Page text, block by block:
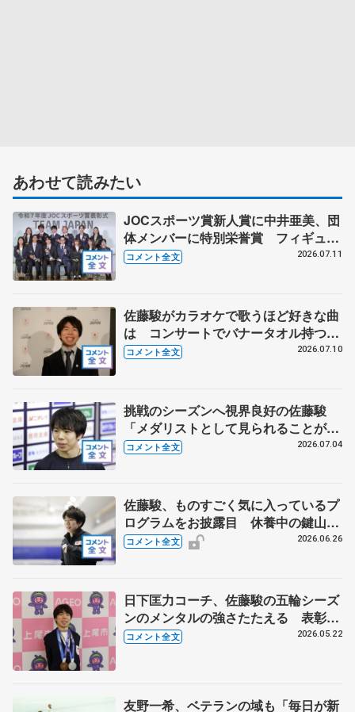
あわせて読みたい
JOCスポーツ賞新人賞に中井亜美、団
体メンバーに特別栄誉賞 フィギュア
スケートに別のスポーツを組み合わせ
コメント全文 2026.07.11
佐藤駿がカラオケで歌うほど好きな曲
は コンサートでバナータオル持つ観
客に感謝 【オリンピックコンサー
コメント全文 2026.07.10
挑戦のシーズンへ視界良好の佐藤駿
「メダリストとして見られることが自
信につながる」【全日本シニア強化合
コメント全文 2026.07.04
佐藤駿、ものすごく気に入っているプ
ログラムをお披露目 休養中の鍵山優
真と話していることは 【ドリーム・
コメント全文 2026.06.26
日下匡力コーチ、佐藤駿の五輪シーズ
ンのメンタルの強さたたえる 表彰式
に2人で出席 【上尾市栄誉賞】
コメント全文 2026.05.22
友野一希、ベテランの域も「毎日が新